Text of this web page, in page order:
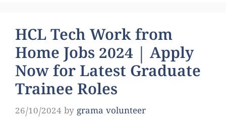
HCL Tech Work from
Home Jobs 2024 | Apply
Now for Latest Graduate
Trainee Roles
26/10/2024 by grama volunteer